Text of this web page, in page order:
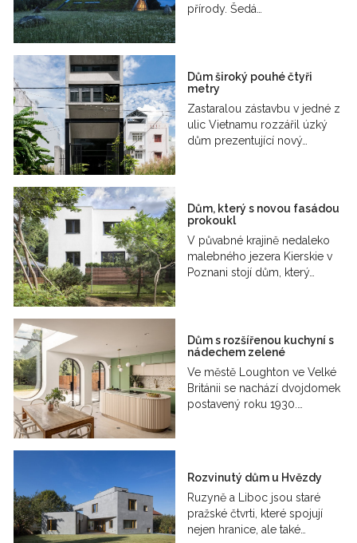
přírody. Šedá…
Dům široký pouhé čtyři
metry
Zastaralou zástavbu v jedné z
ulic Vietnamu rozzářil úzký
dům prezentující nový…
Dům, který s novou fasádou
prokoukl
V půvabné krajině nedaleko
malebného jezera Kierskie v
Poznani stojí dům, který…
Dům s rozšířenou kuchyní s
nádechem zelené
Ve městě Loughton ve Velké
Británii se nachází dvojdomek
postavený roku 1930.…
Rozvinutý dům u Hvězdy
Ruzyně a Liboc jsou staré
pražské čtvrti, které spojují
nejen hranice, ale také…